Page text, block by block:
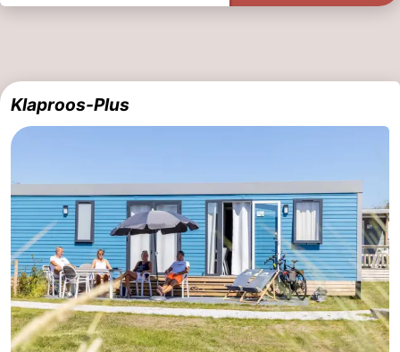
Klaproos-Plus